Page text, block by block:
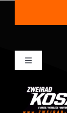
Toggle
Mein Konto